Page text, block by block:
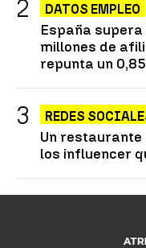
DATOS EMPLEO
España
millones de
repunta un
REDES
Un restaurante
los influencer